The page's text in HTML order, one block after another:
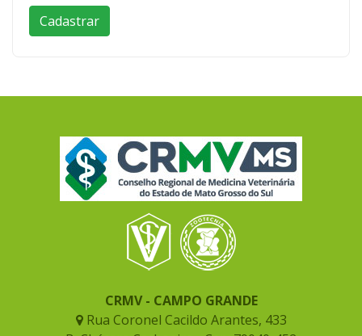
CRMV - CAMPO GRANDE
Rua Coronel Cacildo Arantes, 433